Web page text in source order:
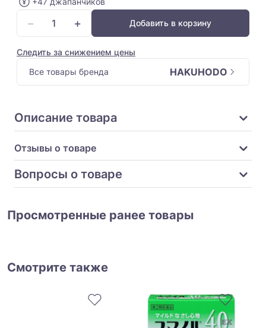
− + Добавить в корзину
Следить за снижением цены
Все товары бренда
HAKUHODO
Описание товара
Отзывы о товаре
Вопросы о товаре
Просмотренные ранее товары
Смотрите также